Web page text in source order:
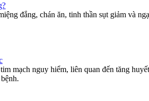
đắng, chán ăn, tinh thần sụt giảm và
mạch nguy hiểm, liên quan đến tăng